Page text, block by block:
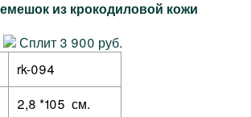
из крокодиловой кожи
Сплит 3 900 руб.
rk-094
2,8 *105 см.